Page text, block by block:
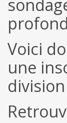
Voici
une